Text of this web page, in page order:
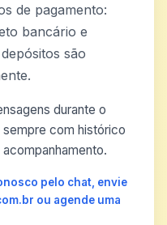
de pagamento:
bancário e
são
durante o
com histórico
pelo chat, envie
ou agende uma